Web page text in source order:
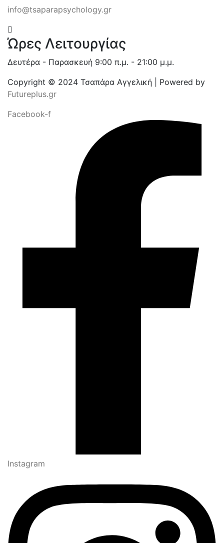
info@tsaparapsychology.gr
Ώρες Λειτουργίας
Δευτέρα - Παρασκευή 9:00 π.μ. - 21:00 μ.μ.
Copyright © 2024 Τσαπάρα Αγγελική | Powered by
Futureplus.gr
Facebook-f
Instagram